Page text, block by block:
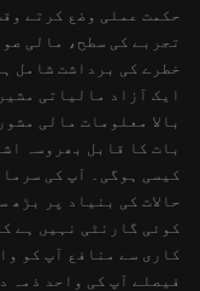
حکمت عملی وضع کرتے
تجربے کی سطح، مالی
خطرے کی برداشت شامل
ایک آزاد مالیاتی
بالا معلومات مالی
بات کا قابل بھروسہ
کیسی ہوگی۔ آپ کی
حالات کی بنیاد پر بڑھ
کوئی گارنٹی نہیں ہے
کاری سے منافع آپ کو